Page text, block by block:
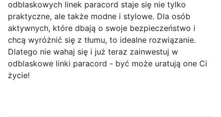
odblaskowych linek paracord staje się nie tylko
praktyczne, ale także modne i stylowe. Dla osób
aktywnych, które dbają o swoje bezpieczeństwo i
chcą wyróżnić się z tłumu, to idealne rozwiązanie.
Dlatego nie wahaj się i już teraz zainwestuj w
odblaskowe linki paracord - być może uratują one Ci
życie!